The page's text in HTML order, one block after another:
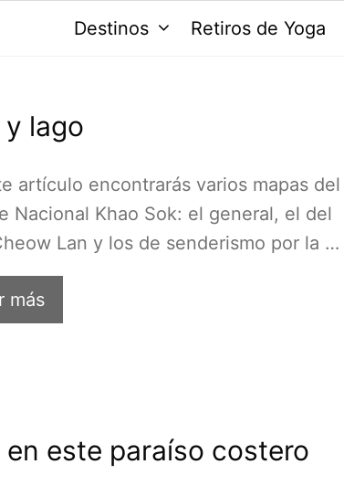
Destinos Retiros de Yoga
lago
artículo encontrarás varios mapas del
Nacional Khao Sok: el general, el del
Lan y los de senderismo por la …
más
en este paraíso costero